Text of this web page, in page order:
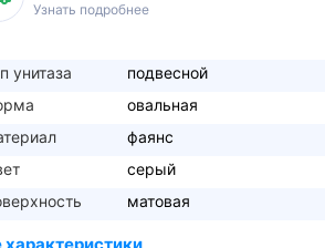
Узнать подробнее
унитаза
подвесной
овальная
фаянс
серый
матовая